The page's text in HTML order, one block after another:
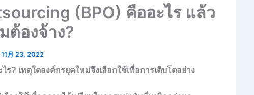
(BPO) คืออะไร แล้ว
ต้องจ้าง?
11月 23, 2022
? เหตุใดองค์กรยุคใหม่จึงเลือกใช้เพื่อการเติบโตอย่าง